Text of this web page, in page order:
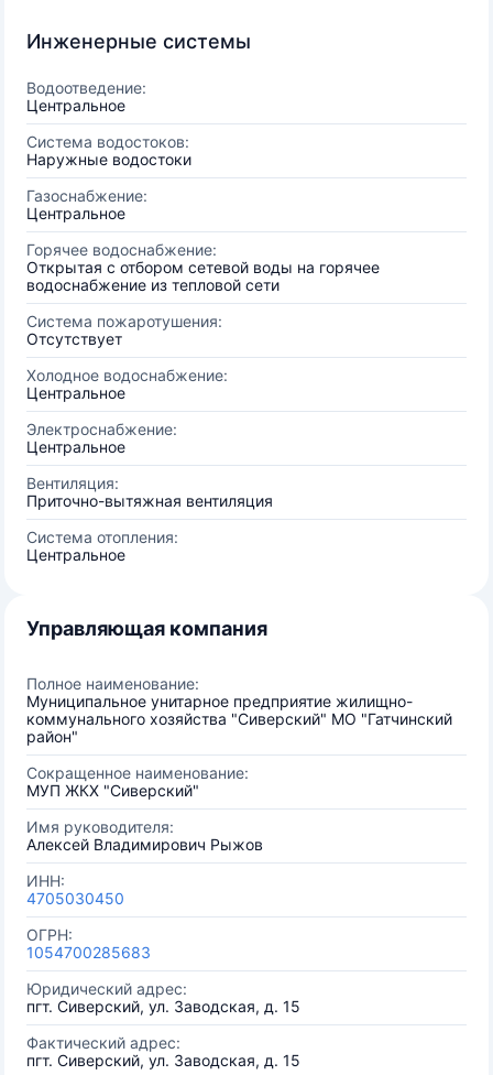
Инженерные системы
Водоотведение:
Центральное
Система водостоков:
Наружные водостоки
Газоснабжение:
Центральное
Горячее водоснабжение:
Открытая с отбором сетевой воды на горячее
водоснабжение из тепловой сети
Система пожаротушения:
Отсутствует
Холодное водоснабжение:
Центральное
Электроснабжение:
Центральное
Вентиляция:
Приточно-вытяжная вентиляция
Система отопления:
Центральное
Управляющая компания
Полное наименование:
Муниципальное унитарное предприятие жилищно-
коммунального хозяйства "Сиверский" МО "Гатчинский
район"
Сокращенное наименование:
МУП ЖКХ "Сиверский"
Имя руководителя:
Алексей Владимирович Рыжов
ИНН:
4705030450
ОГРН:
1054700285683
Юридический адрес:
пгт. Сиверский, ул. Заводская, д. 15
Фактический адрес:
пгт. Сиверский, ул. Заводская, д. 15